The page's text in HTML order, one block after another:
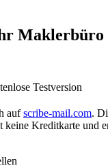
Maklerbüro
Testversion
aufscribe-mail.com.
keine Kreditkarte und